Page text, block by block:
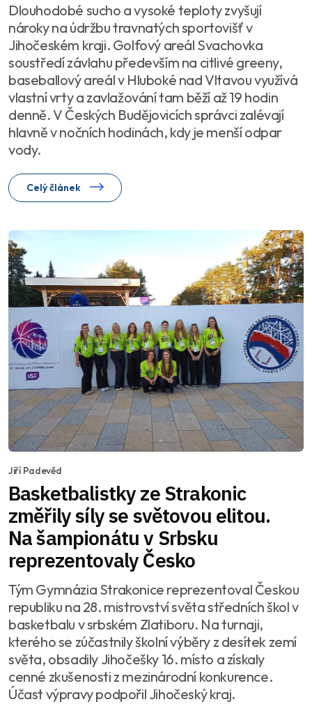
Dlouhodobé sucho a vysoké teploty zvyšují
nároky na údržbu travnatých sportovišť v
Jihočeském kraji. Golfový areál Svachovka
soustředí závlahu především na citlivé greeny,
baseballový areál v Hluboké nad Vltavou využívá
vlastní vrty a zavlažování tam běží až 19 hodin
denně. V Českých Budějovicích správci zalévají
hlavně v nočních hodinách, kdy je menší odpar
vody.
Celý článek
Jiří Padevěd
Basketbalistky ze Strakonic
změřily síly se světovou elitou.
Na šampionátu v Srbsku
reprezentovaly Česko
Tým Gymnázia Strakonice reprezentoval Českou
republiku na 28. mistrovství světa středních škol v
basketbalu v srbském Zlatiboru. Na turnaji,
kterého se zúčastnily školní výběry z desítek zemí
světa, obsadily Jihočešky 16. místo a získaly
cenné zkušenosti z mezinárodní konkurence.
Účast výpravy podpořil Jihočeský kraj.